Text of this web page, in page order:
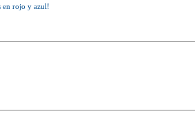
en rojo y azul!